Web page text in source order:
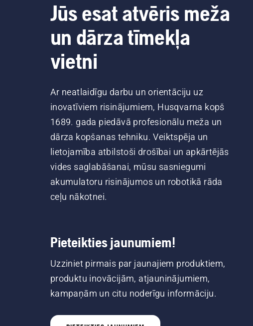
Jūs esat atvēris meža
un dārza tīmekļa
vietni
Ar neatlaidīgu darbu un orientāciju uz
inovatīviem risinājumiem, Husqvarna kopš
1689. gada piedāvā profesionālu meža un
dārza kopšanas tehniku. Veiktspēja un
lietojamība atbilstoši drošībai un apkārtējās
vides saglabāšanai, mūsu sasniegumi
akumulatoru risinājumos un robotikā rāda
ceļu nākotnei.
Pieteikties jaunumiem!
Uzziniet pirmais par jaunajiem produktiem,
produktu inovācijām, atjauninājumiem,
kampaņām un citu noderīgu informāciju.